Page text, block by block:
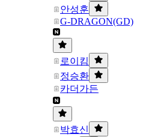
안성훈
G-DRAGON(GD)
로이킴
정승환
카더가든
박효신